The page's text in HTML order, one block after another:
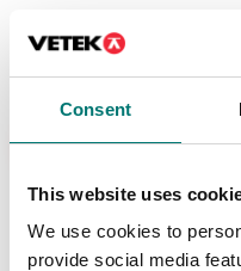
Consent
This website uses
We use cookies to
provide social media
Visar1/1
Populär